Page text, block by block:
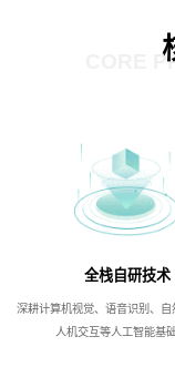
CORE
全栈自研技术
深耕计算机视觉、语音识别、自
人机交互等人工智能基